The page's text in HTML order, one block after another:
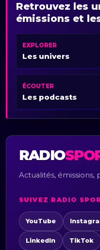
Retrouvez les
émissions et
EXPLORER
Les univers
ÉCOUTER
Les podcasts
RADIO
Actualités, émissions,
SUIVEZ RADIO
YouTube
LinkedIn TikTok